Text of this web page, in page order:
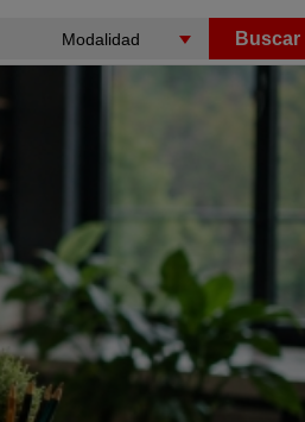
Buscar